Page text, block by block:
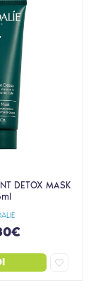
DETOX MASK